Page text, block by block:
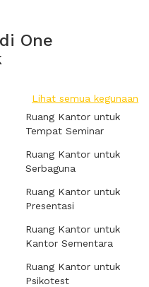
One
Lihat semua kegunaan
Ruang Kantor untuk
Tempat Seminar
Ruang Kantor untuk
Serbaguna
Ruang Kantor untuk
Presentasi
Ruang Kantor untuk
Kantor Sementara
Ruang Kantor untuk
Psikotest